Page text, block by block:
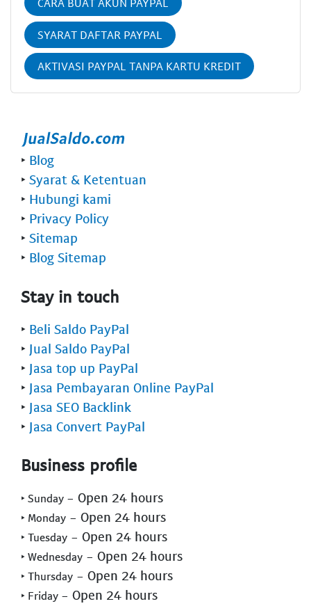
CARA BUAT AKUN PAYPAL
SYARAT DAFTAR PAYPAL
AKTIVASI PAYPAL TANPA KARTU KREDIT
‣ Blog
‣ Syarat & Ketentuan
‣ Hubungi kami
‣ Privacy Policy
‣ Sitemap
‣ Blog Sitemap
Stay in touch
‣ Beli Saldo PayPal
‣ Jual Saldo PayPal
‣ Jasa top up PayPal
‣ Jasa Pembayaran Online PayPal
‣ Jasa SEO Backlink
‣ Jasa Convert PayPal
Business profile
‣ Sunday - Open 24 hours
‣ Monday - Open 24 hours
‣ Tuesday - Open 24 hours
‣ Wednesday - Open 24 hours
‣ Thursday - Open 24 hours
‣ Friday - Open 24 hours